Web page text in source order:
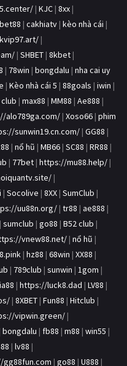
| KJC | 8xx |
bet88 | cakhiatv | kèo nhà cái |
|
| SHBET | 8kbet |
| 78win | bongdalu | nha cai uy
| Kèo nhà cái 5 | 88goals | iwin |
| max88 | MM88 | Ae888 |
alo789ga.com/ | Xoso66 | phim
sunwin19.cn.com/ | GG88 |
| nổ hũ | MB66 | SC88 | RR88 |
| 77bet | https://mu88.help/ |
|
| Socolive | 8XX | SumClub |
uu88n.org/ | tr88 | ae888 |
| sumclub | go88 | B52 club |
vnew88.net/ | nổ hũ |
| hz88 | 68win | XX88 |
| 789club | sunwin | 1gom |
| https://luck8.dad | LV88 |
| 8XBET | Fun88 | Hitclub |
vipwin.green/ |
bongdalu | fb88 | m88 | win55 |
| lv88 |
| go88 | U888 |